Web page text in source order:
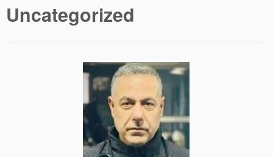
Uncategorized